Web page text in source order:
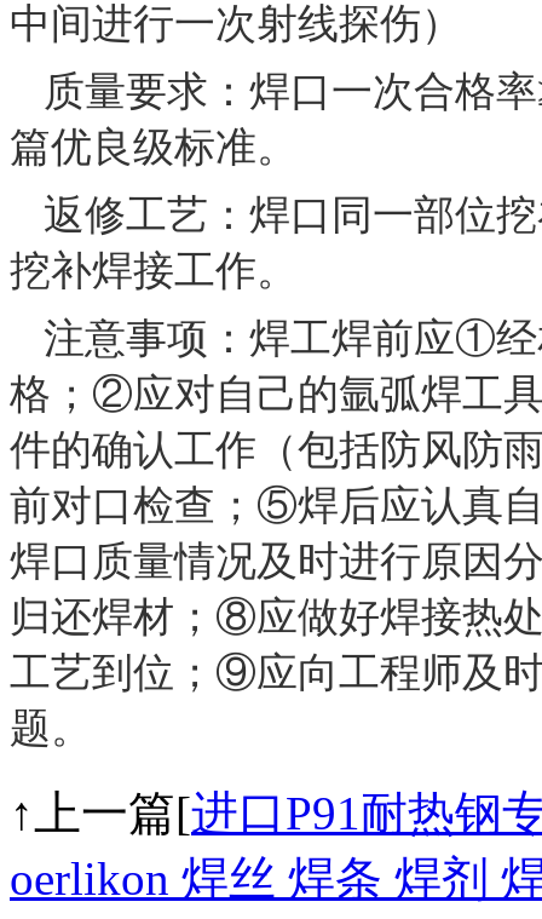
中间进行一次射线探伤）
质量要求：焊口一次合格
篇优良级标准。
返修工艺：焊口同一部位
挖补焊接工作。
注意事项：焊工焊前应①
格；②应对自己的氩弧焊工
件的确认工作（包括防风防
前对口检查；⑤焊后应认真
焊口质量情况及时进行原因
归还焊材；⑧应做好焊接热
工艺到位；⑨应向工程师及
题。
↑上一篇[进口P91耐热钢
oerlikon 焊丝 焊条 焊剂